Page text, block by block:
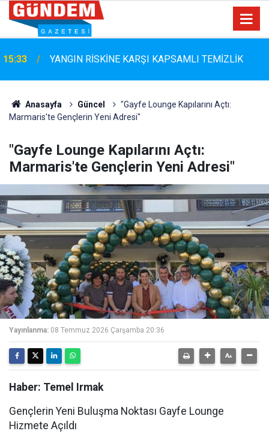
15:33 YANGIN RİSKİNE KARŞI KAPSAMLI TEMİZLİK
Anasayfa Güncel
"Gayfe Lounge Kapılarını Açtı:
Marmaris'te Gençlerin Yeni Adresi"
"Gayfe Lounge Kapılarını Açtı:
Marmaris'te Gençlerin Yeni Adresi"
Yayınlanma: 08 Temmuz 2026 Çarşamba 20:36
Haber: Temel Irmak
Gençlerin Yeni Buluşma Noktası Gayfe Lounge
Hizmete Açıldı